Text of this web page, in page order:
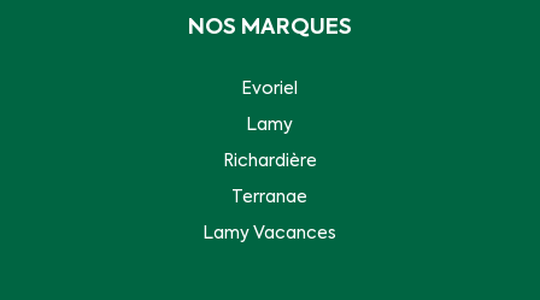
NOS MARQUES
Evoriel
Lamy
Richardière
Terranae
Lamy Vacances